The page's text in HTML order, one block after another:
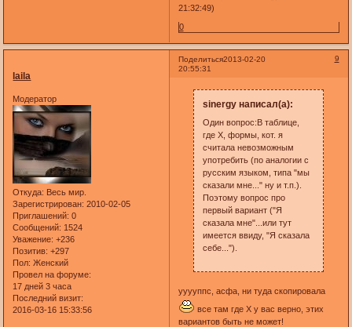
21:32:49)
0
Поделиться 9
2013-02-20
20:55:31
laila
Модератор
Откуда: Весь мир.
Зарегистрирован: 2010-02-05
Приглашений: 0
Сообщений: 1524
Уважение: +236
Позитив: +297
Пол: Женский
Провел на форуме:
17 дней 3 часа
Последний визит:
2016-03-16 15:33:56
sinergy написал(а):
Один вопрос:В таблице,
где Х, формы, кот. я
считала невозможным
употребить (по аналогии с
русским языком, типа "мы
сказали мне..." ну и т.п.).
Поэтому вопрос про
первый вариант ("Я
сказала мне"...или тут
имеется ввиду, "Я сказала
себе...").
ууууппс, асфа, ни туда скопировала
все там где Х у вас верно, этих
вариантов быть не может!